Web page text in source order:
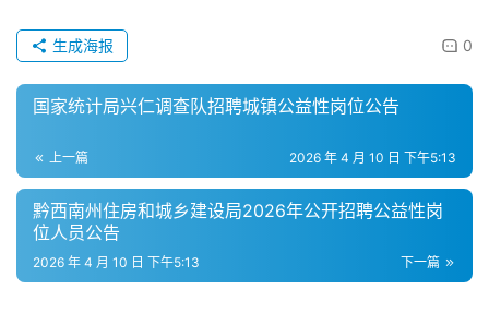
0
生成海报
国家统计局兴仁调查队招聘城镇公益性岗位公告
上一篇 2026 年 4 月 10 日 下午5:13
黔西南州住房和城乡建设局2026年公开招聘公益性岗
位人员公告
下一篇
2026 年 4 月 10 日 下午5:13